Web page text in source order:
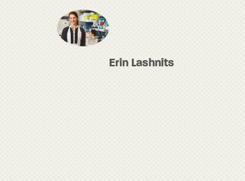
Erin Lashnits